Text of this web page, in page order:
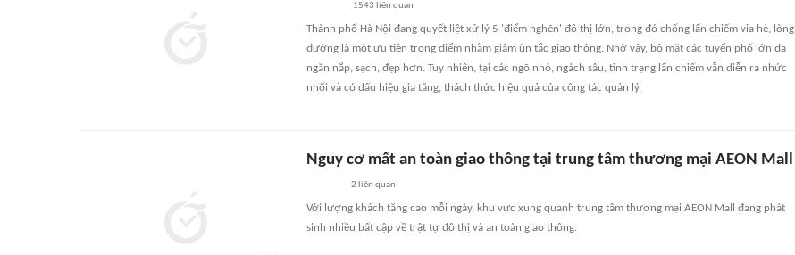
1543 liên quan
Thành phố Hà Nội đang quyết liệt xử lý 5 'điểm nghẽn' đô thị lớn, trong đó chống lấn chiếm vỉa hè, lòng
đường là một ưu tiên trọng điểm nhằm giảm ùn tắc giao thông. Nhờ vậy, bộ mặt các tuyến phố lớn đã
ngăn nắp, sạch, đẹp hơn. Tuy nhiên, tại các ngõ nhỏ, ngách sâu, tình trạng lấn chiếm vẫn diễn ra nhức
nhối và có dấu hiệu gia tăng, thách thức hiệu quả của công tác quản lý.
Nguy cơ mất an toàn giao thông tại trung tâm thương mại AEON Mall
2 liên quan
Với lượng khách tăng cao mỗi ngày, khu vực xung quanh trung tâm thương mại AEON Mall đang phát
sinh nhiều bất cập về trật tự đô thị và an toàn giao thông.